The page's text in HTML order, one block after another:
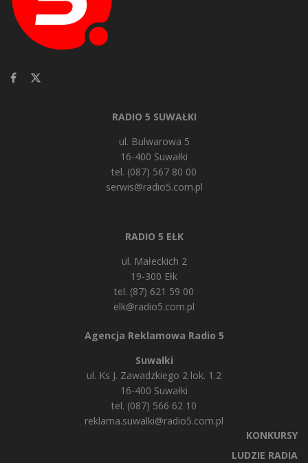
RADIO 5 SUWAŁKI
ul. Bulwarowa 5
16-400 Suwałki
tel. (087) 567 80 00
serwis@radio5.com.pl
RADIO 5 EŁK
ul. Małeckich 2
19-300 Ełk
tel. (87) 621 59 00
elk@radio5.com.pl
Agencja Reklamowa Radio 5
Suwałki
ul. Ks J. Zawadzkiego 2 lok. 1.2
16-400 Suwałki
tel. (087) 566 62 10
reklama.suwalki@radio5.com.pl
KONKURSY
LUDZIE RADIA